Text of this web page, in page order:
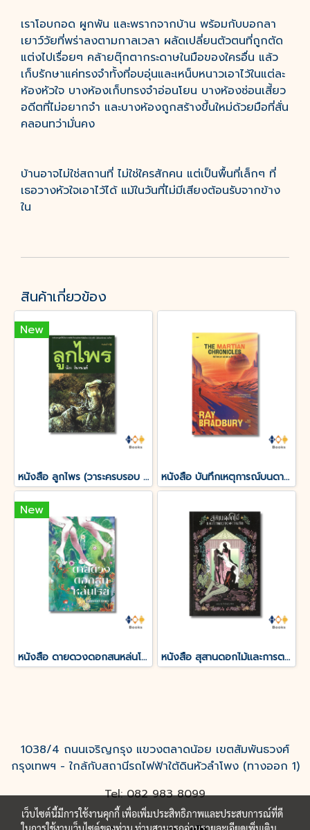
เราโอบกอด ผูกพัน และพรากจากบ้าน พร้อมกับบอกลา
เยาว์วัยที่พร่าลงตามกาลเวลา ผลัดเปลี่ยนตัวตนที่ถูกตัด
แต่งไปเรื่อยๆ คล้ายตุ๊กตากระดาษในมือของใครอื่น แล้ว
เก็บรักษาแค่ทรงจำทั้งที่อบอุ่นและเหน็บหนาวเอาไว้ในแต่ละ
ห้องหัวใจ บางห้องเก็บทรงจำอ่อนโยน บางห้องซ่อนเสี้ยว
อดีตที่ไม่อยากจำ และบางห้องถูกสร้างขึ้นใหม่ด้วยมือที่สั่น
คลอนทว่ามั่นคง
บ้านอาจไม่ใช่สถานที่ ไม่ใช่ใครสักคน แต่เป็นพื้นที่เล็กๆ ที่
เธอวางหัวใจเอาไว้ได้ แม้ในวันที่ไม่มีเสียงต้อนรับจากข้าง
ใน
สินค้าเกี่ยวข้อง
New
หนังสือ ลูกไพร (วาระครบรอบ 120 ปีชาตกาลมาลัย ชูพินิจ) หนังสือ บันทึกเหตุการณ์บนดาวอังคาร THE MARTIAN CHRONICLES
New
หนังสือ ดายดวงดอกสนหล่นโรย หนังสือ สุสานดอกไม้และการตายของความรัก
1038/4 ถนนเจริญกรุง แขวงตลาดน้อย เขตสัมพันธวงศ์
กรุงเทพฯ - ใกล้กับสถานีรถไฟฟ้าใต้ดินหัวลำโพง (ทางออก 1)
Tel: 082 983 8099
เว็บไซต์นี้มีการใช้งานคุกกี้ เพื่อเพิ่มประสิทธิภาพและประสบการณ์ที่ดี